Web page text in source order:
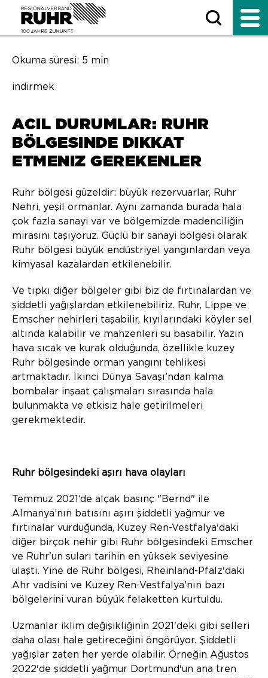
Okuma süresi: 5 min
indirmek
ACIL DURUMLAR: RUHR
BÖLGESINDE DIKKAT
ETMENIZ GEREKENLER
Ruhr bölgesi güzeldir: büyük rezervuarlar, Ruhr
Nehri, yeşil ormanlar. Aynı zamanda burada hala
çok fazla sanayi var ve bölgemizde madenciliğin
mirasını taşıyoruz. Güçlü bir sanayi bölgesi olarak
Ruhr bölgesi büyük endüstriyel yangınlardan veya
kimyasal kazalardan etkilenebilir.
Ve tıpkı diğer bölgeler gibi biz de fırtınalardan ve
şiddetli yağışlardan etkilenebiliriz. Ruhr, Lippe ve
Emscher nehirleri taşabilir, kıyılarındaki köyler sel
altında kalabilir ve mahzenleri su basabilir. Yazın
hava sıcak ve kurak olduğunda, özellikle kuzey
Ruhr bölgesinde orman yangını tehlikesi
artmaktadır. İkinci Dünya Savaşı’ndan kalma
bombalar inşaat çalışmaları sırasında hala
bulunmakta ve etkisiz hale getirilmeleri
gerekmektedir.
Ruhr bölgesindeki aşırı hava olayları
Temmuz 2021‘de alçak basınç "Bernd" ile
Almanya’nın batısını aşırı şiddetli yağmur ve
fırtınalar vurduğunda, Kuzey Ren-Vestfalya'daki
diğer birçok nehir gibi Ruhr bölgesindeki Emscher
ve Ruhr'un suları tarihin en yüksek seviyesine
ulaştı. Yine de Ruhr bölgesi, Rheinland-Pfalz'daki
Ahr vadisini ve Kuzey Ren-Vestfalya'nın bazı
bölgelerini vuran büyük felaketten kurtuldu.
Uzmanlar iklim değişikliğinin 2021'deki gibi selleri
daha olası hale getireceğini öngörüyor. Şiddetli
yağışlar zaten her yerde olabilir. Örneğin Ağustos
2022'de şiddetli yağmur Dortmund'un ana tren